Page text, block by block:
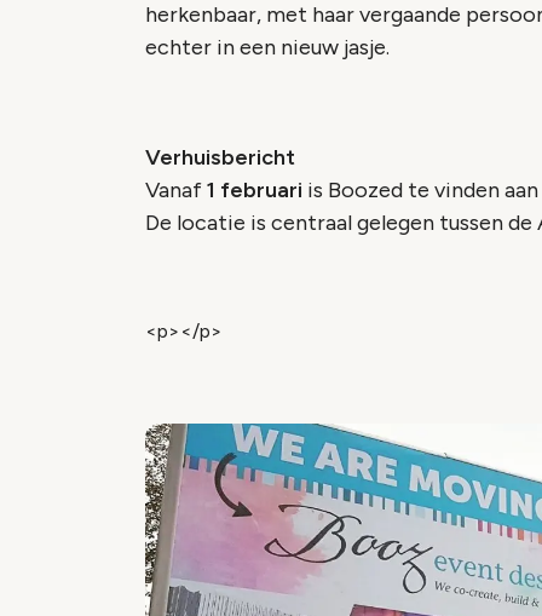
herkenbaar, met haar vergaande
echter in een nieuw jasje.
Verhuisbericht
Vanaf1 februari is Boozed te vinden
De locatie is centraal gelegen tussen de
<p></p>